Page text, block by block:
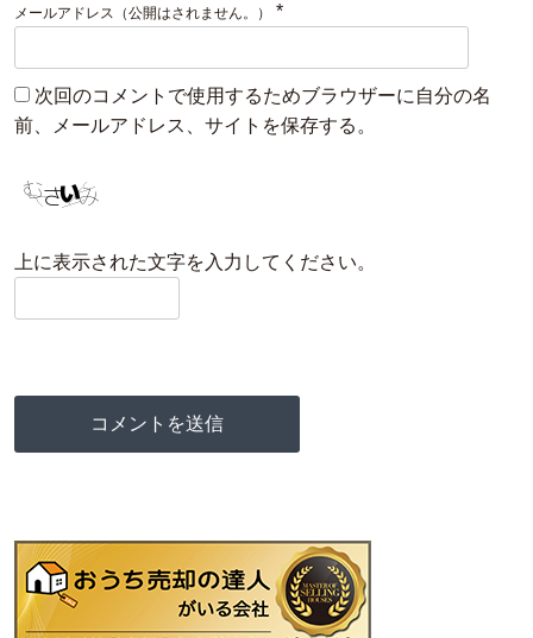
メールアドレス（公開はされません。） *
次回のコメントで使用するためブラウザーに自分の名
前、メールアドレス、サイトを保存する。
上に表示された文字を入力してください。